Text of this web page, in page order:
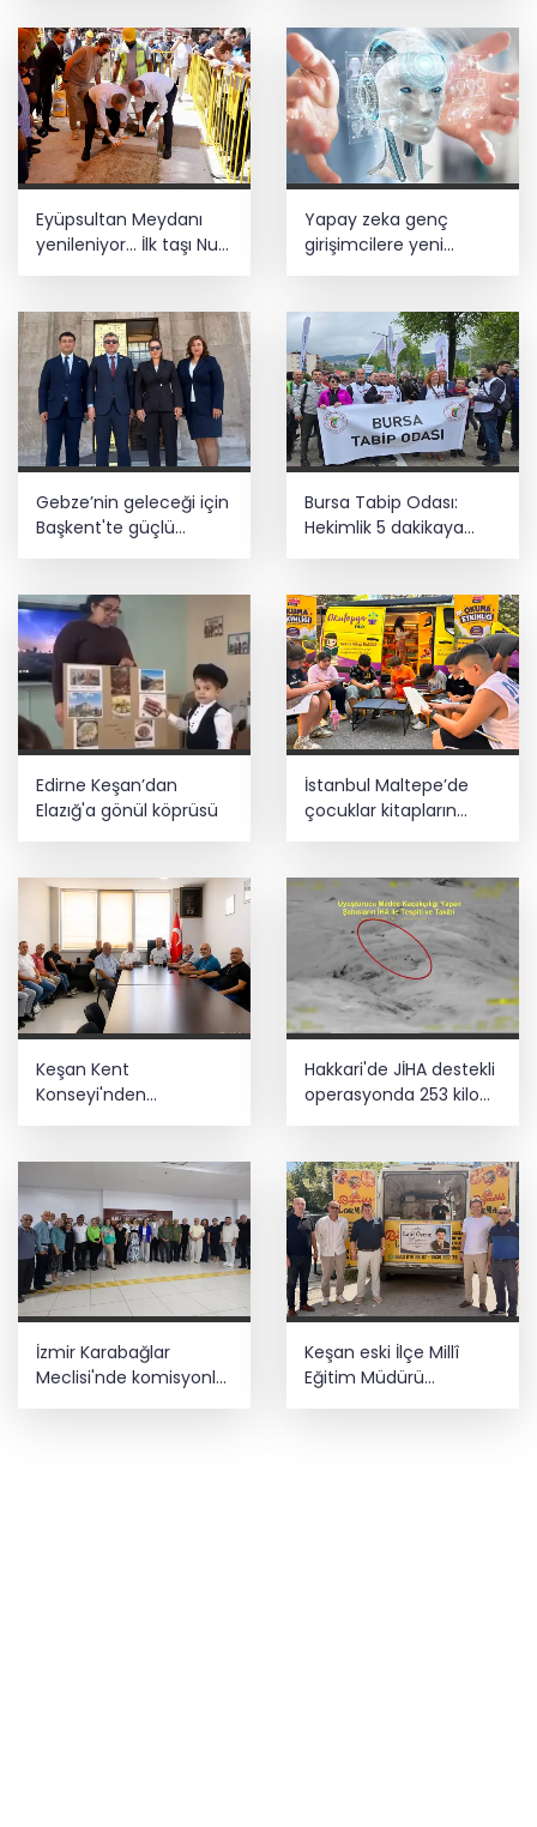
Eyüpsultan Meydanı
yenileniyor... İlk taşı Nuri
Yapay zeka genç
girişimcilere yeni
Gebze’nin geleceği için
Başkent'te güçlü
temaslar
Bursa Tabip Odası:
Hekimlik 5 dakikaya
sığmaz
Edirne Keşan’dan
Elazığ'a gönül köprüsü
İstanbul Maltepe’de
çocuklar kitapların
renkli dünyasında
Keşan Kent
Konseyi'nden
Hakkari'de JİHA destekli
operasyonda 253 kilo
İzmir Karabağlar
Meclisi'nde komisyonlar
yeniden şekillendi
Keşan eski İlçe Millî
Eğitim Müdürü
vefatının yıl